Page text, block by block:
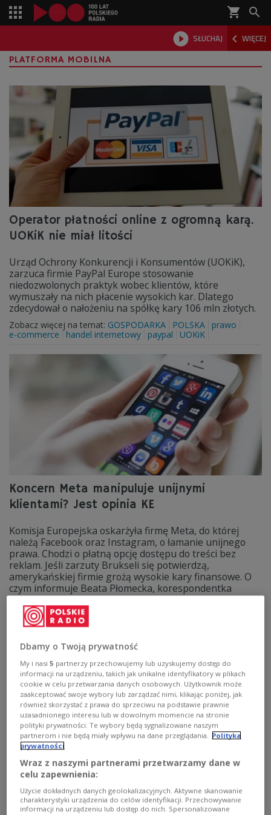
shopping_cart 
 SŁUCHAJ  WIĘCEJ

PLATFORMA MOBILNA
Operator płatności online z ogromną karą.
UOKiK nie miał litości
Urząd Ochrony Konkurencji i Konsumentów (UOKiK),
zarzuca firmie PayPal Europe stosowanie
niedozwolonych praktyk wobec klientów, które
wymuszały na nich płacenie wysokich kar. Dlatego
zdecydował o nałożeniu na spółkę kary 106 mln złotych.
Zobacz więcej na temat: GOSPODARKA POLSKA
prawo
e-commerce
handel internetowy paypal UOKiK
Koncern Meta manipuluje unijnymi
klientami? Jest opinia KE
Komisja Europejska oskarżyła firmę Meta, do której
należą Facebook oraz Instagram, o łamanie unijnego
prawa. Chodzi o płatną opcję dostępu do treści bez
reklam. Jeśli zarzuty Brukseli się potwierdzą,
amerykańskiej firmie grożą wysokie kary finansowe. O
czym informuje Beata Płomecka, korespondentka
Polskiego Radia z Brukseli.
Zobacz więcej na temat:
firmy Facebook Instagram
"Pozłacany wiek" - podróż z pilotem
śladami XIX-wiecznej nowojorskiej socjety
Dbamy o Twoją prywatność
My i nasi5 partnerzy przechowujemy lub uzyskujemy dostęp do
informacji na urządzeniu, takich jak unikalne identyfikatory w plikach
cookie w celu przetwarzania danych osobowych. Użytkownik może
zaakceptować swoje wybory lub zarządzać nimi, klikając poniżej, jak
również skorzystać z prawa do sprzeciwu na podstawie prawnie
uzasadnionego interesu lub w dowolnym momencie na stronie
polityki prywatności. Te wybory będą sygnalizowane naszym
partnerom i nie będą miały wpływu na dane przeglądania.
Polityka
prywatności
Wraz z naszymi partnerami przetwarzamy dane w
celu zapewnienia:
Użycie dokładnych danych geolokalizacyjnych. Aktywne skanowanie
charakterystyki urządzenia do celów identyfikacji. Przechowywanie
informacji na urządzeniu lub dostęp do nich. Spersonalizowane